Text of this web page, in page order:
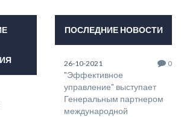
ПОСЛЕДНИЕ НОВОСТИ
26-10-2021 0
"Эффективное
управление" выступает
Генеральным партнером
международной